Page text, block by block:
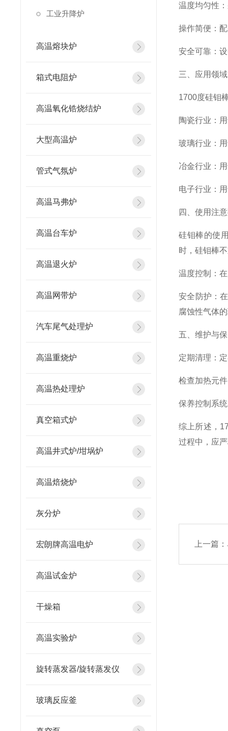
工业升降炉
高温熔块炉
箱式电阻炉
高温氧化锆烧结炉
大型高温炉
管式气氛炉
高温马弗炉
高温台车炉
高温退火炉
高温网带炉
汽车尾气处理炉
高温重烧炉
高温热处理炉
真空箱式炉
高温井式炉/坩埚炉
高温焙烧炉
灰分炉
宏朗牌高温电炉
高温试金炉
干燥箱
高温实验炉
旋转蒸发器/旋转蒸发仪
玻璃反应釜
温度均匀性
操作简便：
安全可靠：
三、应用领域
1700度硅钼
陶瓷行业：
玻璃行业：
冶金行业：
电子行业：
四、使用注
硅钼棒的使
时，硅钼棒
温度控制：
安全防护：
腐蚀性气体
五、维护与
定期清理：
检查加热元
保养控制系
综上所述，
过程中，应
上一篇：